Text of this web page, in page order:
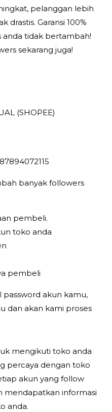
pelanggan lebih
drastis. Garansi 100%
anda tidak bertambah!
sekarang juga!
(SHOPEE)
banyak followers
pembeli.
toko anda
pembeli
akun kamu,
dan akan kami proses
mengikuti toko anda
percaya dengan toko
akun yang follow
mendapatkan informasi
anda.